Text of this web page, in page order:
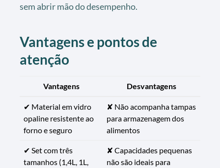
sem abrir mão do desempenho.
Vantagens e pontos de
atenção
Vantagens Desvantagens
✔ Material em vidro
opaline resistente ao
forno e seguro
✘ Não acompanha tampas
para armazenagem dos
alimentos
✔ Set com três
tamanhos (1,4L, 1L,
✘ Capacidades pequenas
não são ideais para